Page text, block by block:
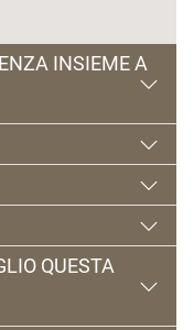
INSIEME A
Simoni
Mas Nueu 5 –
QUESTA